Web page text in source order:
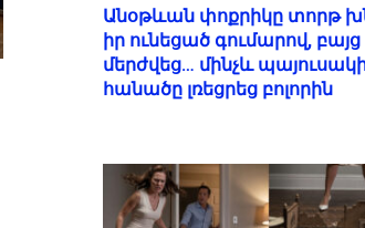
Անօթևան փոքրիկը տորթ
իր ունեցած գումարով, բայց
մերժվեց… մինչև
հանածը լռեցրեց բոլորին